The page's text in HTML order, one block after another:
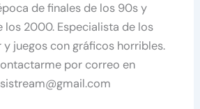
de finales de los 90s y
los 2000. Especialista de los
y juegos con gráficos horribles.
por correo en